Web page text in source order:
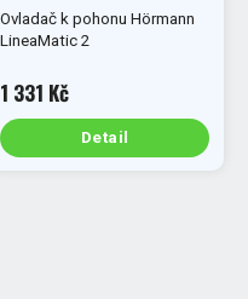
Ovladač k pohonu Hörmann
LineaMatic 2
1 331 Kč
Detail